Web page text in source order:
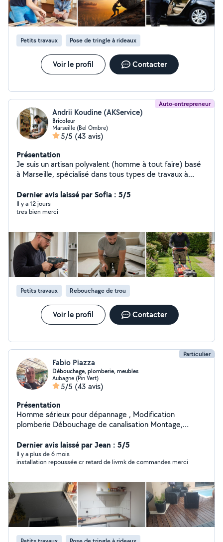
Petits travaux Pose de tringle à rideaux
Voir le profil Contacter
Auto-entrepreneur
Andrii Koudine (AKService)
Bricoleur
Marseille (Bel Ombre)
5/5 (43 avis)
Présentation
Je suis un artisan polyvalent (homme à tout faire) basé
à Marseille, spécialisé dans tous types de travaux à
plomberie, montage de meubles, petits travaux de
rénovation, installation d'équipements, réparations
diverses que travaux extérieurs (peinture, entretien,
appliqué dans mon travail. J'accorde une grande
importance à la qualité des finitions et à la satisfaction
du client. Je travaille rapidement, efficacement et
toujours avec soin. Je propose des tarifs accessibles et
adaptés selon les projets, tout en garantissant un travail
propre et durable. Je peux me déplacer rapidement et
m'adapter à vos disponibilités. N'hésitez pas à me
contacter pour discuter de votre projet
Dernier avis laissé par Sofia : 5/5
Il y a 12 jours
tres bien merci
Petits travaux Rebouchage de trou
Voir le profil Contacter
Particulier
Fabio Piazza
Débouchage, plomberie, meubles
Aubagne (Pin Vert)
5/5 (43 avis)
Présentation
Homme sérieux pour dépannage , Modification
plomberie Débouchage de canalisation Montage,
maçonnerie Pose tringle de rideaux , lustres ect
Location matériel électroportatif de maçonnerie ( faire
demande du matériel disponibles ) Karcher, souffleur /
carrelette , Scie à eau sur pied coupe carreaux Livraison
possible / Retrait en supplément
Dernier avis laissé par Jean : 5/5
Il y a plus de 6 mois
installation repoussée cr retard de livrnk de commandes merci